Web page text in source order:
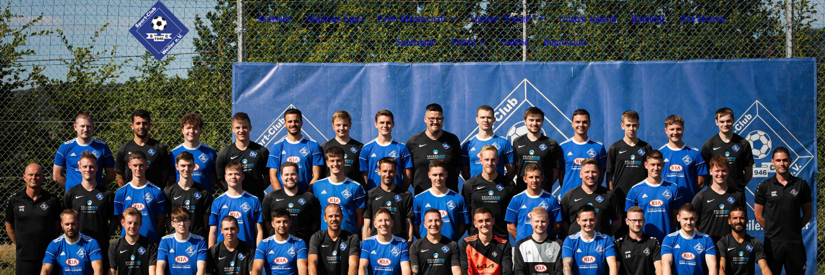
Startseite Nächstes Spiel Erste Mannschaft Unsere "Zwote" Unsere Jugend Bambini Alte Herren
Sportstätte Verein Galerie Impressum